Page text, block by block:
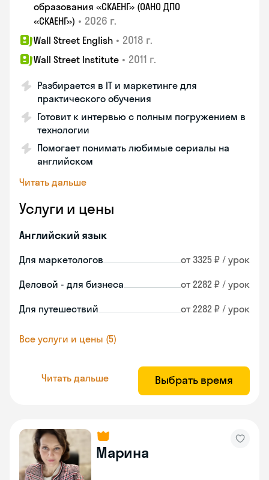
образования «СКАЕНГ» (ОАНО ДПО
«СКАЕНГ») • 2026 г.
Wall Street English • 2018 г.
Wall Street Institute • 2011 г.
Разбирается в IT и маркетинге для
практического обучения
Готовит к интервью с полным погружением в
технологии
Помогает понимать любимые сериалы на
английском
Читать дальше
Услуги и цены
Английский язык
Для маркетологов от 3325 ₽ / урок
Деловой - для бизнеса от 2282 ₽ / урок
Для путешествий от 2282 ₽ / урок
Все услуги и цены (5)
Читать дальше Выбрать время
Марина